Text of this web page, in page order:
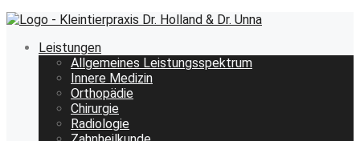
Leistungen
Allgemeines Leistungsspektrum
Innere Medizin
Orthopädie
Chirurgie
Radiologie